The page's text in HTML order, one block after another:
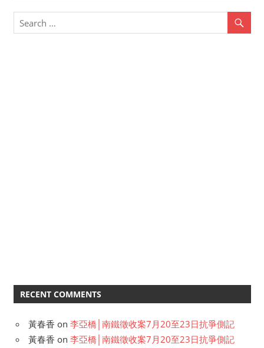
RECENT COMMENTS
黃春香 on 李亞橋│南鐵徵收案7月20至23日抗爭側記
黃春香 on 李亞橋│南鐵徵收案7月20至23日抗爭側記